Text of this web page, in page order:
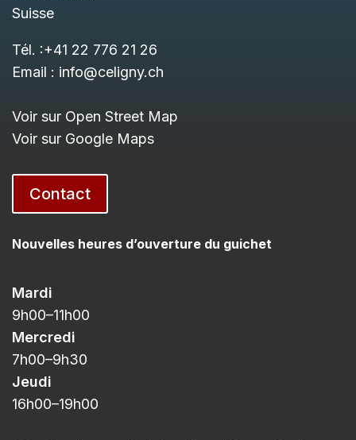
Suisse
Tél. :+41 22 776 21 26
Email : info@celigny.ch
Voir sur Open Street Map
Voir sur Google Maps
Contact
Nouvelles heures d’ouverture du guichet
Mardi
9h00–11h00
Mercredi
7h00–9h30
Jeudi
16h00–19h00